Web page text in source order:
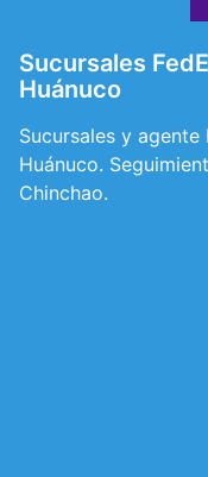
Sucursales
Huánuco
Sucursales y agente
Huánuco.
Chinchao.